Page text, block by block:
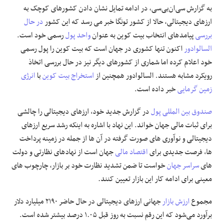
علوم و فن آوری
فرهنگی و هنری
مقالات
به گزارش سی‌ان‌بی‌سی، در ادامه تمایل نشان دادن کشورهای کوچک به
ارزهای دیجیتالی، حالا از کشور تونگا خبر می رسد که این کشوردر حال
بررسیپیامدهای انتخاب بیت کوین به عنوانواحد پولرسمی خود است.
السالوادوراکنون تنها کشوری در جهان است که بیت کوین را پول رسمی
خود اعلام کرده اما شماری از کشورهای دیگر نیز در حال بررسی اتخاذ
رویکرد مشابه هستند. السالوادور همچنین ازاستخراج بیت کوینباانرژی
زمین گرماییخبر داده است.
صندوق بین المللی پولدر گزارش جدید خود، ارزهای دیجیتالی را چالشی
برای ثبات مالی جهان خواند. این نهاد با اشاره به اینکه رشد سریع ارزهای
دیجیتالی و نوآوری های صورت گرفته در آن ها از جمله در زمینه پرداخت
ها، فرصت جدیدی برایاقتصاد مالیجهان است از نهادهای نظارتی و دولت
هایسراسر جهانخواست تا ضمن تشدید نظارت خود بر بازار، چارچوب های
معینی برای ادامه کار این بازار تعیین کنند.
مجموعارزش بازار
جهانی ارزهای دیجیتالی در حال حاضر ۲۱۹۰ میلیارد دلار
برآورد می‌شود که این رقم نسبت به روز قبل ۱.۰۵ درصد بیشتر شده است.